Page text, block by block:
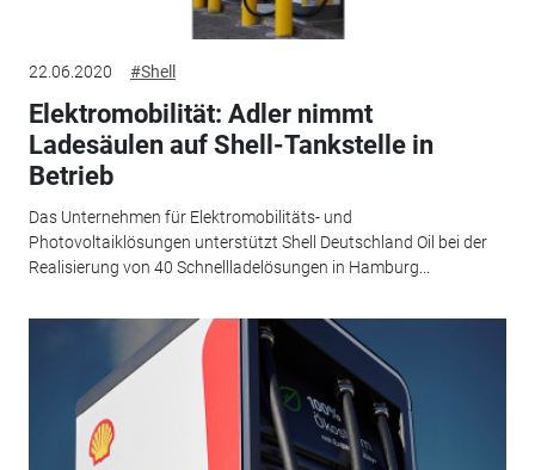
22.06.2020 #Shell
Elektromobilität: Adler nimmt
Ladesäulen auf Shell-Tankstelle in
Betrieb
Das Unternehmen für Elektromobilitäts- und
Photovoltaiklösungen unterstützt Shell Deutschland Oil bei der
Realisierung von 40 Schnellladelösungen in Hamburg...